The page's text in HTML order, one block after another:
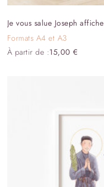
Je vous salue Joseph affiche
Formats A4 et A3
À partir de :15,00€